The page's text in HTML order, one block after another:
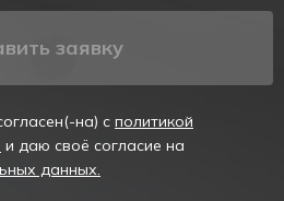
заявку
на) с политикой
и даю своё согласие на
данных.